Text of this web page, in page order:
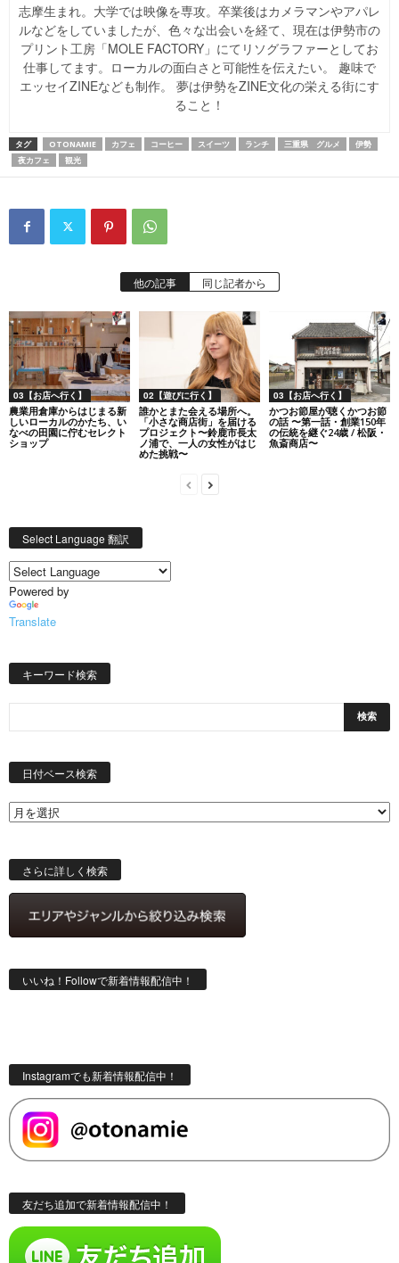
志摩生まれ。大学では映像を専攻。卒業後はカメラマンやアパレ
ルなどをしていましたが、色々な出会いを経て、現在は伊勢市の
プリント工房「MOLE FACTORY」にてリソグラファーとしてお
仕事してます。ローカルの面白さと可能性を伝えたい。 趣味で
エッセイZINEなども制作。 夢は伊勢をZINE文化の栄える街にす
ること！
タグ OTONAMIE カフェ コーヒー スイーツ ランチ 三重県 グルメ
伊勢
夜カフェ
観光
他の記事 同じ記者から
03【お店へ行く】
農業用倉庫からはじまる新
しいローカルのかたち、い
なべの田園に佇むセレクト
ショップ
02【遊びに行く】
誰かとまた会える場所へ。
「小さな商店街」を届ける
プロジェクト〜鈴鹿市長太
ノ浦で、一人の女性がはじ
めた挑戦〜
03【お店へ行く】
かつお節屋が聴くかつお節
の話 〜第一話・創業150年
の伝統を継ぐ24歳 / 松阪・
魚斎商店〜
Select Language 翻訳
Powered by
Translate
キーワード検索
日付ベース検索
ス
索
さらに詳しく検索
いいね！Followで新着情報配信中！
Instagramでも新着情報配信中！
友だち追加で新着情報配信中！